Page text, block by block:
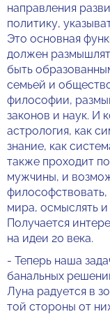
направления
политику,
Это основная
должен
быть
семьей и
философии,
законов и наук. И
астрология, как
знание, как
также проходит
мужчины, и
философствовать,
мира, осмыслять и
Получается
на идеи 20 века.
- Теперь наша
банальных
Луна радуется в
той стороны от